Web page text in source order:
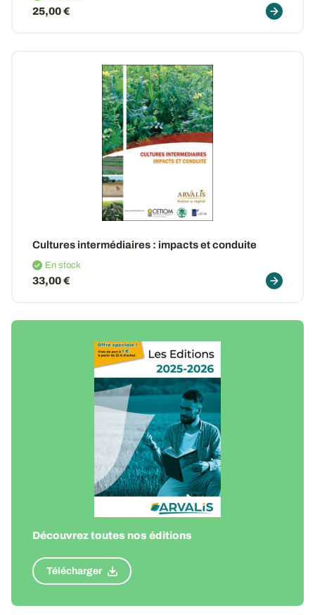
25,00 €
Cultures intermédiaires : impacts et conduite
En stock
33,00 €
Découvrez toutes nos éditions
Télécharger